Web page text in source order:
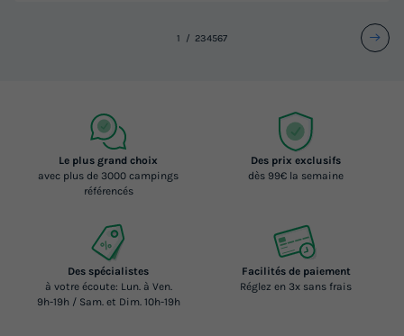
1 234567
Le plus grand choix
avec plus de 3000 campings
référencés
Des prix exclusifs
dès 99€ la semaine
Des spécialistes
à votre écoute: Lun. à Ven.
9h-19h / Sam. et Dim. 10h-19h
Facilités de paiement
Réglez en 3x sans frais